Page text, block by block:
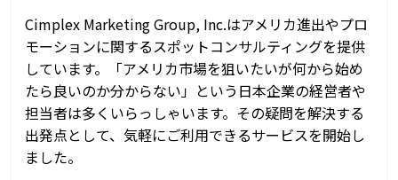
Cimplex Marketing Group, Inc.はアメリカ進出やプロ
モーションに関するスポットコンサルティングを提供
しています。「アメリカ市場を狙いたいが何から始め
たら良いのか分からない」という日本企業の経営者や
担当者は多くいらっしゃいます。その疑問を解決する
出発点として、気軽にご利用できるサービスを開始し
ました。